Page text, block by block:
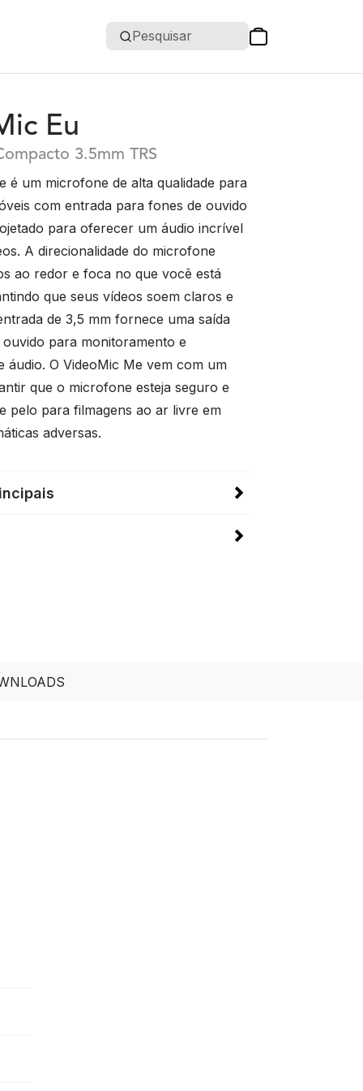
Pesquisar
Eu
3.5mm TRS
é um microfone de alta qualidade para
com entrada para fones de ouvido
para oferecer um áudio incrível
A direcionalidade do microfone
ao redor e foca no que você está
que seus vídeos soem claros e
de 3,5 mm fornece uma saída
para monitoramento e
áudio. O VideoMic Me vem com um
que o microfone esteja seguro e
pelo para filmagens ao ar livre em
adversas.